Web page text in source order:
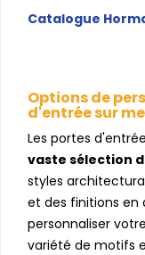
Catalogue
Options de
d'entrée sur
Les portes
vaste sélection
styles
et des finitions en
personnaliser
variété de motifs